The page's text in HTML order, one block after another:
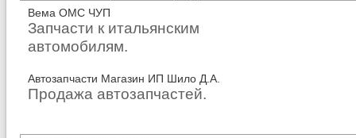
Вема ОМС ЧУП
Запчасти к итальянским
автомобилям.
Автозапчасти Магазин ИП Шило Д.А.
Продажа автозапчастей.